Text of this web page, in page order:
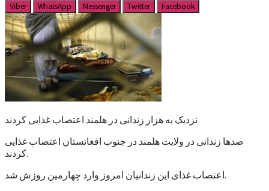
Viber WhatsApp Messenger Twitter Facebook
نزدیک به هزار زندانی در هلمند اعتصاب غذایی کردند
صدها زندانی در ولایت هلمند در جنوب افغانستان اعتصاب غذایی
کردند.
اعتصاب غذای این زندانیان امروز وارد چهارمین روزش شد.